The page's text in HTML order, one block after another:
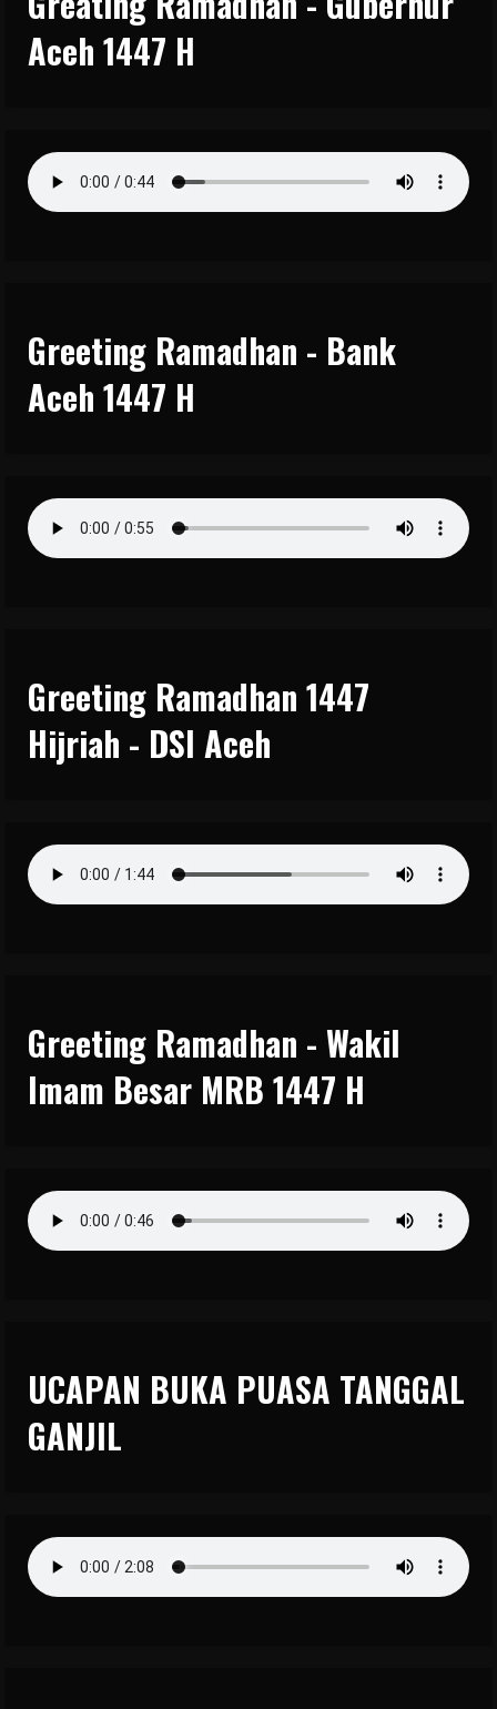
Aceh 1447 H
Greeting Ramadhan - Bank
Aceh 1447 H
Greeting Ramadhan 1447
Hijriah - DSI Aceh
Greeting Ramadhan - Wakil
Imam Besar MRB 1447 H
UCAPAN BUKA PUASA TANGGAL
GANJIL